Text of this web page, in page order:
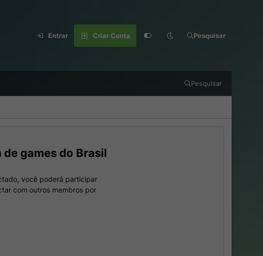
Entrar Criar Conta Pesquisar
Pesquisar
games do Brasil
você poderá participar
com outros membros por